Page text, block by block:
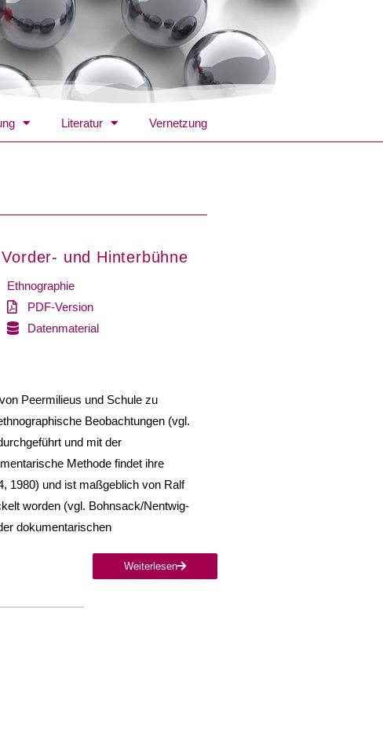
Literatur Vernetzung
und Hinterbühne
Ethnographie
PDF-Version
Datenmaterial
Peermilieus und Schule zu
Beobachtungen (vgl.
und mit der
Methode findet ihre
1980) und ist maßgeblich von Ralf
worden (vgl. Bohnsack/Nentwig-
dokumentarischen
Weiterlesen